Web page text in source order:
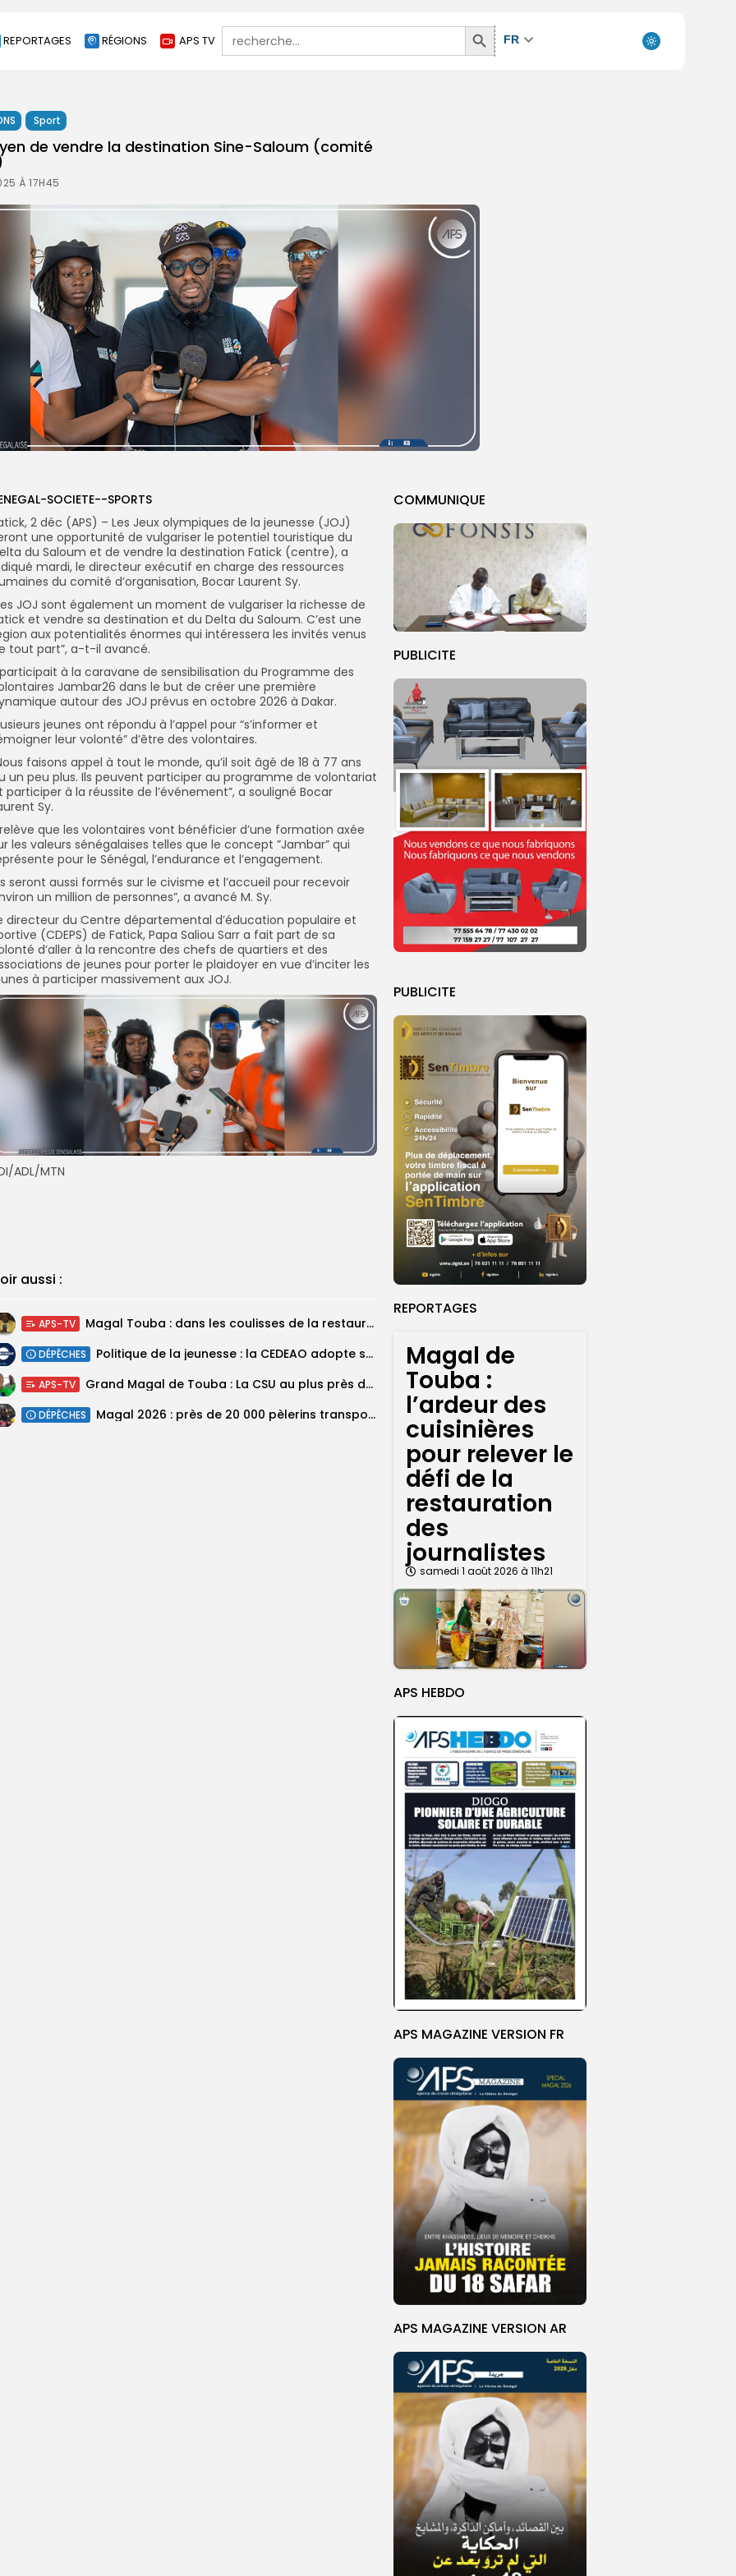
REPORTAGES RÉGIONS APS TV
Search
for:
Search
Button
FR
Sport
de vendre la destination Sine-Saloum (comité
À 17H45
COMMUNIQUE
PUBLICITE
PUBLICITE
REPORTAGES
Magal de
Touba :
l’ardeur des
cuisinières
pour relever le
défi de la
restauration
des
journalistes
samedi 1 août 2026 à 11h21
APS HEBDO
APS MAGAZINE VERSION FR
APS MAGAZINE VERSION AR
SOCIETE--SPORTS
2 déc (APS) – Les Jeux olympiques de la jeunesse (JOJ)
une opportunité de vulgariser le potentiel touristique du
du Saloum et de vendre la destination Fatick (centre), a
mardi, le directeur exécutif en charge des ressources
du comité d’organisation, Bocar Laurent Sy.
JOJ sont également un moment de vulgariser la richesse de
et vendre sa destination et du Delta du Saloum. C’est une
aux potentialités énormes qui intéressera les invités venus
tout part”, a-t-il avancé.
à la caravane de sensibilisation du Programme des
Jambar26 dans le but de créer une première
autour des JOJ prévus en octobre 2026 à Dakar.
jeunes ont répondu à l’appel pour “s’informer et
leur volonté” d’être des volontaires.
faisons appel à tout le monde, qu’il soit âgé de 18 à 77 ans
un peu plus. Ils peuvent participer au programme de volontariat
participer à la réussite de l’événement”, a souligné Bocar
Sy.
que les volontaires vont bénéficier d’une formation axée
les valeurs sénégalaises telles que le concept ”Jambar” qui
pour le Sénégal, l’endurance et l’engagement.
seront aussi formés sur le civisme et l’accueil pour recevoir
un million de personnes”, a avancé M. Sy.
directeur du Centre départemental d’éducation populaire et
(CDEPS) de Fatick, Papa Saliou Sarr a fait part de sa
d’aller à la rencontre des chefs de quartiers et des
de jeunes pour porter le plaidoyer en vue d’inciter les
à participer massivement aux JOJ.
ADL/MTN
aussi :
APS-TV Magal Touba : dans les coulisses de la restauration de la presse...
DÉPÊCHES Politique de la jeunesse : la CEDEAO adopte son plan d’actions stratégiques...
APS-TV Grand Magal de Touba : La CSU au plus près des pèlerins
DÉPÊCHES Magal 2026 : près de 20 000 pèlerins transportés vers Touba en...